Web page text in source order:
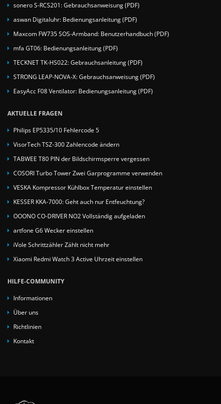
sonero S-RCS201: Gebrauchsanweisung (PDF)
aswan Digitaluhr: Bedienungsanleitung (PDF)
Maxcom FW735 SOS-Armband: Benutzerhandbuch (PDF)
mfa GT06: Bedienungsanleitung (PDF)
TECKNET TK-HS022: Gebrauchsanleitung (PDF)
STRONG LEAP-NOVA-X: Gebrauchsanweisung (PDF)
EasyAcc F08 Ventilator: Bedienungsanleitung (PDF)
AKTUELLE FRAGEN
Philips EP5335/10 Fehlercode 5
VisorTech TSZ-300 Zahlencode ändern
TABWEE T80 PIN der Bildschirmsperre vergessen
COSORI Turbo Tower Zwei Garprogramme verwenden
VESKA Kompressor Kühlbox Temperatur einstellen
KESSER KKA-7000: Geht auch nur Entfeuchtung?
OOONO CO-DRIVER NO2 Vollständig aufgeladen
artfone G6 Wecker einstellen
iVole Schrittzähler Zählt nicht mehr
Xiaomi Redmi Watch 3 Active Uhrzeit einstellen
HILFE-COMMUNITY
Informationen
Über uns
Richtlinien
Kontakt